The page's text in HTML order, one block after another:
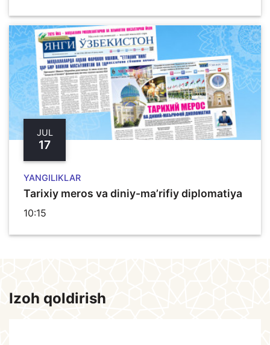
JUL
17
YANGILIKLAR
Tarixiy meros va diniy-ma’rifiy diplomatiya
10:15
Izoh qoldirish